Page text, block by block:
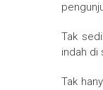
Tak
indah di
Tak